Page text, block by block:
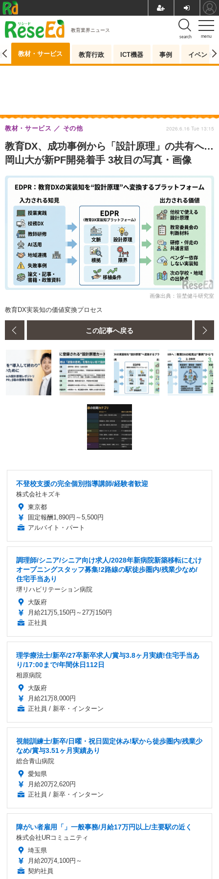
menu
search
教育業界ニュース
教材・サービス 教育行政 ICT機器 事例 イベント
教育DX、成功事例から「設計原理」の共有へ…
岡山大が新PF開発着手 3枚目の写真・画像
教材・サービス その他 2026.6.16 Tue 13:15
画像出典：笹埜健斗研究室
教育DX実装知の価値変換プロセス
この記事へ戻る
不登校支援の完全個別指導講師/経験者歓迎
株式会社キズキ
東京都
固定報酬1,890円～5,500円
アルバイト・パート
調理師/シニア/シニア向け求人/2028年新病院新築移転にむけ
オープニングスタッフ募集!2路線の駅徒歩圏内/残業少なめ/
住宅手当あり
堺リハビリテーション病院
大阪府
月給21万5,150円～27万150円
正社員
理学療法士/新卒/27卒新卒求人/賞与3.8ヶ月実績!住宅手当あ
り/17:00まで/年間休日112日
相原病院
大阪府
月給21万8,000円
正社員 / 新卒・インターン
視能訓練士/新卒/日曜・祝日固定休み!駅から徒歩圏内/残業少
なめ/賞与3.51ヶ月実績あり
総合青山病院
愛知県
月給20万2,620円
正社員 / 新卒・インターン
障がい者雇用「」一般事務/月給17万円以上/主要駅の近く
株式会社URコミュニティ
埼玉県
月給20万4,100円～
契約社員